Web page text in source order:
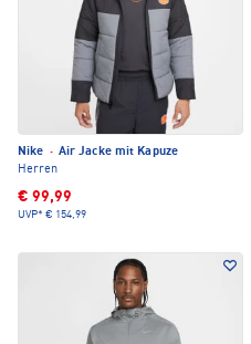
Nike · Air Jacke mit Kapuze
Herren
€ 99,99
UVP* € 154,99